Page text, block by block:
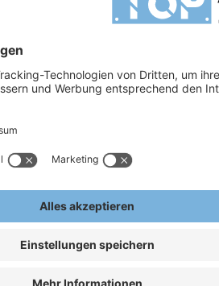
komfortable Funktionsterwäsche, funktionelle Socken,
% Polyester)